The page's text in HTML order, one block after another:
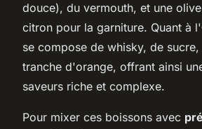
douce), du vermouth, et une
citron pour la garniture. Quant à l'
se compose de whisky, de
tranche d'orange, offrant ainsi
saveurs riche et complexe.
Pour mixer ces boissons avec